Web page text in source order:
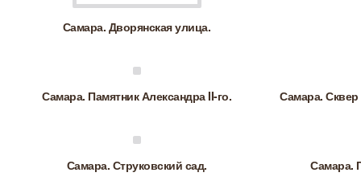
Самара. Дворянская улица.
Самара. Памятник Александра II-го. Самара.
Самара. Струковский сад. Самара.